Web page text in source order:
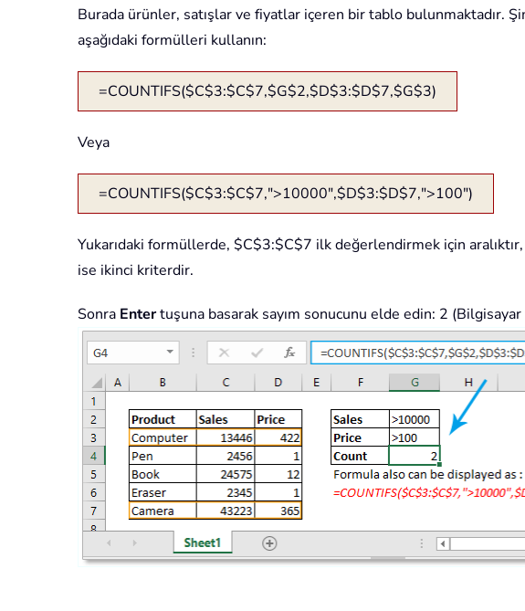
Burada ürünler, satışlar ve fiyatlar içeren bir tablo bulunmaktadır.
aşağıdaki formülleri kullanın:
=COUNTIFS($C$3:$C$7,$G$2,$D$3:$D$7,$G$3)
Veya
=COUNTIFS($C$3:$C$7,">10000",$D$3:$D$7,">100")
Yukarıdaki formüllerde, $C$3:$C$7 ilk değerlendirmek için
ise ikinci kriterdir.
Sonra Entertuşuna basarak sayım sonucunu elde edin: 2 (Bilgisayar